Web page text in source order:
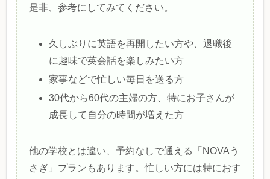
是非、参考にしてみてください。
久しぶりに英語を再開したい方や、退職後
に趣味で英会話を楽しみたい方
家事などで忙しい毎日を送る方
30代から60代の主婦の方、特にお子さんが
成長して自分の時間が増えた方
他の学校とは違い、予約なしで通える「NOVAう
さぎ」プランもあります。忙しい方には特におす